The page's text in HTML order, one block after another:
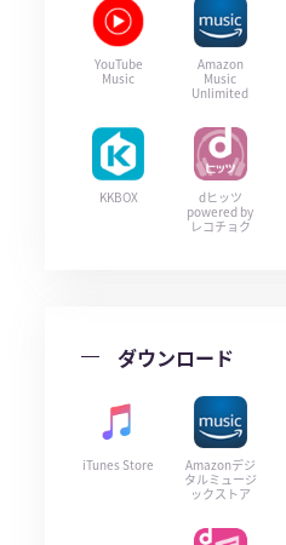
YouTube
Music
Amazon
Music
Unlimited
KKBOX
dヒッツ
powered by
レコチョク
ダウンロード
iTunes Store
Amazonデジ
タルミュージ
ックストア